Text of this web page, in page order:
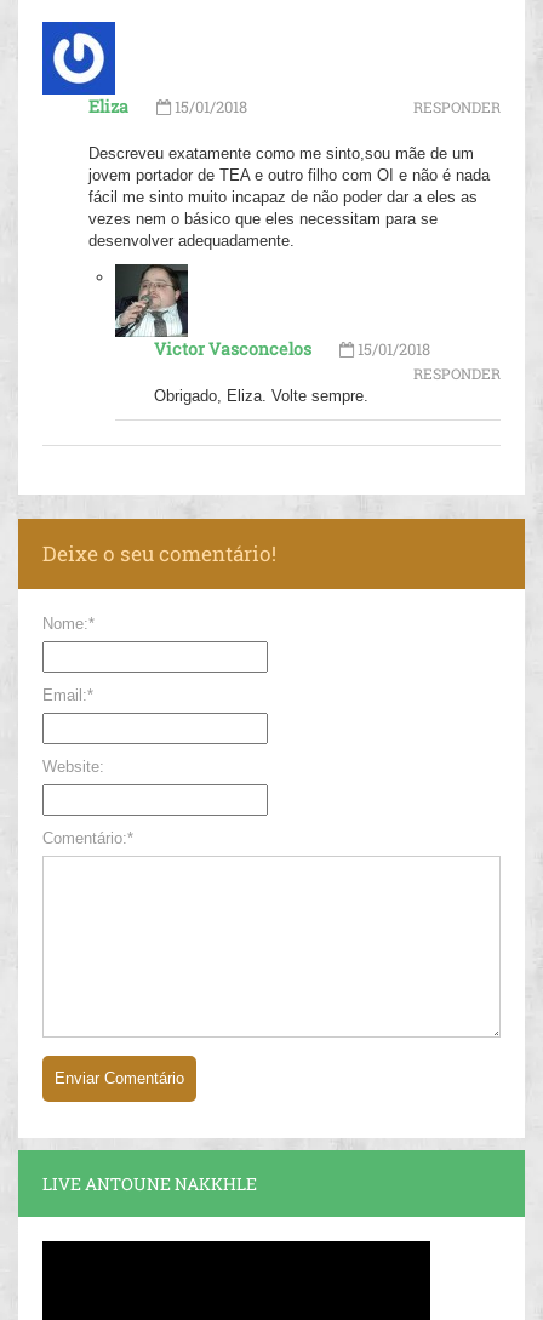
Eliza 15/01/2018 RESPONDER
Descreveu exatamente como me sinto,sou mãe de um
jovem portador de TEA e outro filho com OI e não é nada
fácil me sinto muito incapaz de não poder dar a eles as
vezes nem o básico que eles necessitam para se
desenvolver adequadamente.
Victor Vasconcelos 15/01/2018
RESPONDER
Obrigado, Eliza. Volte sempre.
Deixe o seu comentário!
Nome:*
Email:*
Website:
Comentário:*
LIVE ANTOUNE NAKKHLE